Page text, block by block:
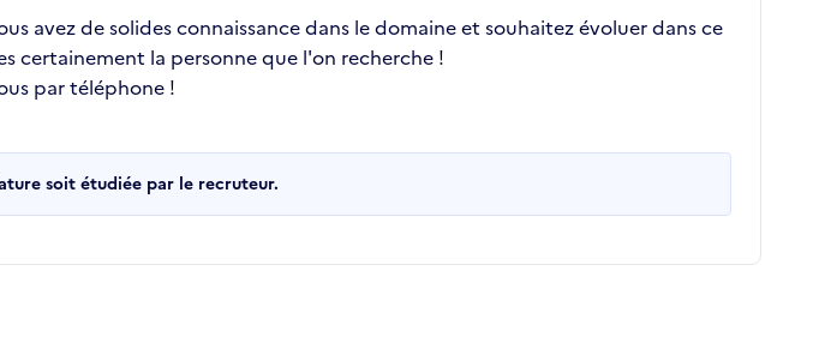
avez de solides connaissance dans le domaine et souhaitez évoluer dans ce
certainement la personne que l'on recherche !
par téléphone !
soit étudiée par le recruteur.